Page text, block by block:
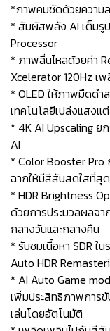
*ภาพคมชัดด้วยความล
* สัมผัสพลัง AI เต็มรู
Processor
* ภาพลื่นไหลด้วยค่า
Xcelerator 120Hz เ
* OLED ให้ภาพมืดด
เทคโนโลยีเปล่งแสงแ
* 4K AI Upscaling ย
AI
* Color Booster Pro
ฉากให้มีสีสันสดใสที่สุ
* HDR Brightness
ด้วยการประมวลผลจ
กลางวันและกลางคืน
* รับชมเนื้อหา SDR
Auto HDR
* AI Auto Game
เพิ่มประสิทธิภาพการ
เล่นโดยอัตโนมัติ